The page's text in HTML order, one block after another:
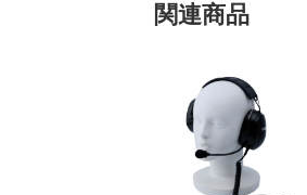
関連商品